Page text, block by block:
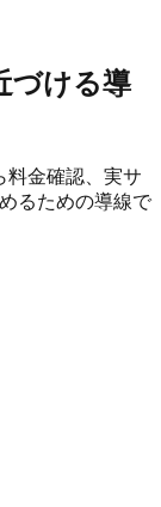
づける導
料金確認、実サ
るための導線で